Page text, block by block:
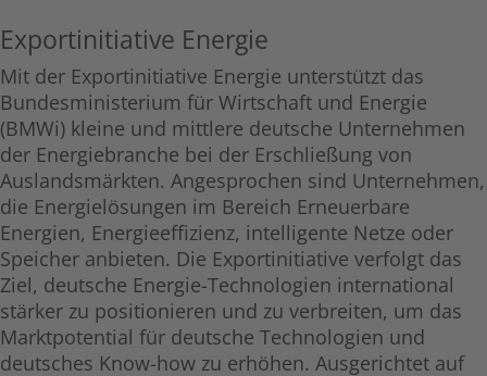
Exportinitiative Energie
Mit der Exportinitiative Energie unterstützt das
Bundesministerium für Wirtschaft und Energie
(BMWi) kleine und mittlere deutsche Unternehmen
der Energiebranche bei der Erschließung von
Auslandsmärkten. Angesprochen sind Unternehmen,
die Energielösungen im Bereich Erneuerbare
Energien, Energieeffizienz, intelligente Netze oder
Speicher anbieten. Die Exportinitiative verfolgt das
Ziel, deutsche Energie-Technologien international
stärker zu positionieren und zu verbreiten, um das
Marktpotential für deutsche Technologien und
deutsches Know-how zu erhöhen. Ausgerichtet auf